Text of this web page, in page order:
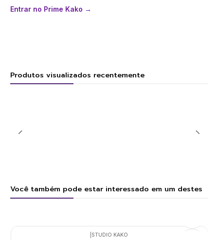
Entrar no Prime Kako →
Produtos visualizados recentemente
Você também pode estar interessado em um destes
STUDIO KAKO